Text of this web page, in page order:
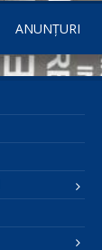
ANUNȚURI